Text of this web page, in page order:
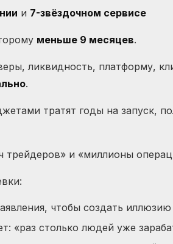
и 7-звёздочном сервисе
меньше 9 месяцев.
ликвидность, платформу,
.
тратят годы на запуск,
трейдеров» и «миллионы
чтобы создать
«раз столько людей уже